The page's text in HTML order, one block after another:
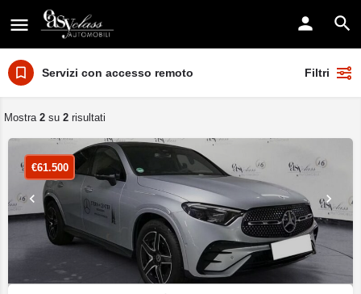
Servizi con accesso remoto Filtri
Mostra 2 su 2 risultati
€61.500